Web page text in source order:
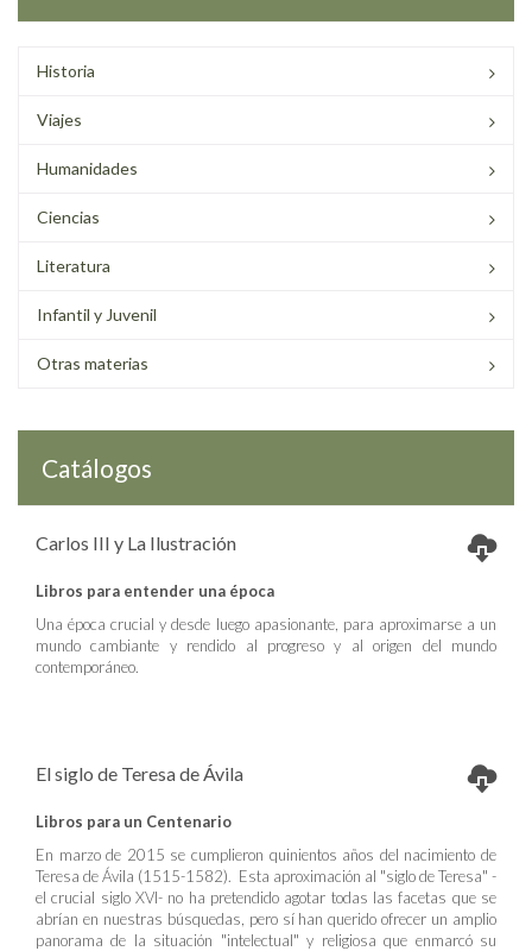
Historia
Viajes
Humanidades
Ciencias
Literatura
Infantil y Juvenil
Otras materias
Catálogos
Carlos III y La Ilustración
Libros para entender una época
Una época crucial y desde luego apasionante, para aproximarse a un
mundo cambiante y rendido al progreso y al origen del mundo
contemporáneo.
El siglo de Teresa de Ávila
Libros para un Centenario
En marzo de 2015 se cumplieron quinientos años del nacimiento de
Teresa de Ávila (1515-1582). Esta aproximación al "siglo de Teresa" -
el crucial siglo XVI- no ha pretendido agotar todas las facetas que se
abrían en nuestras búsquedas, pero sí han querido ofrecer un amplio
panorama de la situación "intelectual" y religiosa que enmarcó su